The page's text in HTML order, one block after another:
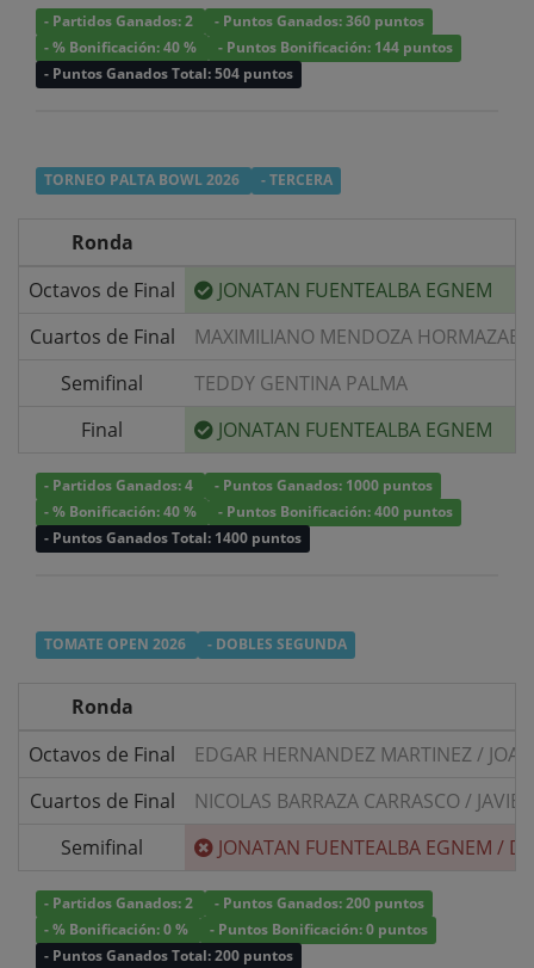
- Partidos Ganados: 2
- Puntos Ganados: 360 puntos
- % Bonificación: 40 %
- Puntos Bonificación: 144 puntos
- Puntos Ganados Total: 504 puntos
TORNEO PALTA BOWL 2026 - TERCERA
Ronda
Octavos de Final
JONATAN FUENTEALBA EGNEM
Cuartos de Final
MAXIMILIANO MENDOZA
Semifinal
TEDDY GENTINA PALMA
Final
JONATAN FUENTEALBA EGNEM
- Partidos Ganados: 4
- Puntos Ganados: 1000 puntos
- % Bonificación: 40 %
- Puntos Bonificación: 400 puntos
- Puntos Ganados Total: 1400 puntos
TOMATE OPEN 2026 - DOBLES SEGUNDA
Ronda
Octavos de Final
EDGAR HERNANDEZ MARTINEZ/
Cuartos de Final
NICOLAS BARRAZA CARRASCO /
Semifinal
JONATAN FUENTEALBA EGNEM /
- Partidos Ganados: 2
- Puntos Ganados: 200 puntos
- % Bonificación: 0 %
- Puntos Bonificación: 0 puntos
- Puntos Ganados Total: 200 puntos